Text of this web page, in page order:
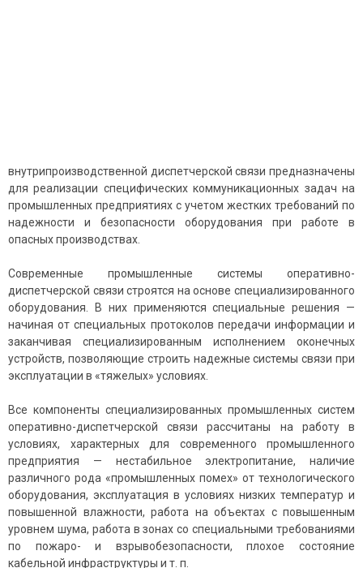
внутрипроизводственной диспетчерской связи предназначены
для реализации специфических коммуникационных задач на
промышленных предприятиях с учетом жестких требований по
надежности и безопасности оборудования при работе в
опасных производствах.
Современные промышленные системы оперативно-
диспетчерской связи строятся на основе специализированного
оборудования. В них применяются специальные решения —
начиная от специальных протоколов передачи информации и
заканчивая специализированным исполнением оконечных
устройств, позволяющие строить надежные системы связи при
эксплуатации в «тяжелых» условиях.
Все компоненты специализированных промышленных систем
оперативно-диспетчерской связи рассчитаны на работу в
условиях, характерных для современного промышленного
предприятия — нестабильное электропитание, наличие
различного рода «промышленных помех» от технологического
оборудования, эксплуатация в условиях низких температур и
повышенной влажности, работа на объектах с повышенным
уровнем шума, работа в зонах со специальными требованиями
по пожаро- и взрывобезопасности, плохое состояние
кабельной инфраструктуры и т. п.